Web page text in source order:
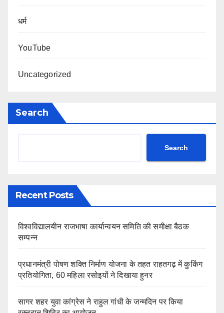
धर्म
YouTube
Uncategorized
Search
Search
Recent Posts
विश्वविद्यालयीन राजभाषा कार्यान्वयन समिति की समीक्षा बैठक
सम्पन्न
प्रधानमंत्री पोषण शक्ति निर्माण योजना के तहत राहतगढ़ में कुकिंग
प्रतियोगिता, 60 महिला रसोइयों ने दिखाया हुनर
सागर शहर युवा कांग्रेस ने राहुल गांधी के जन्मदिन पर किया